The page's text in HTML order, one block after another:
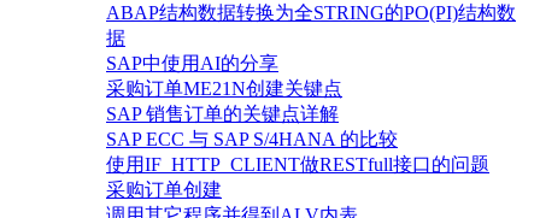
ABAP结构数据转换为全STRING的PO(PI)结构数
据
SAP中使用AI的分享
采购订单ME21N创建关键点
SAP 销售订单的关键点详解
SAP ECC 与 SAP S/4HANA 的比较
使用IF_HTTP_CLIENT做RESTfull接口的问题
采购订单创建